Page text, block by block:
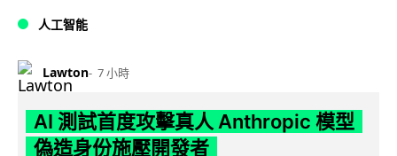
人工智能
Lawton 7 小時
AI 測試首度攻擊真人 Anthropic 模型
偽造身份施壓開發者